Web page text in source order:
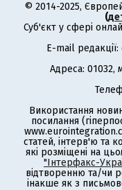
© 2014-2025,
(
Суб'єкт у сфері
E-mail редакції:
Адреса: 01032,
Використання
посилання
статей, інтерв'ю та
які розміщені на
"Інтерфакс-
відтворенню та/чи
інакше як з